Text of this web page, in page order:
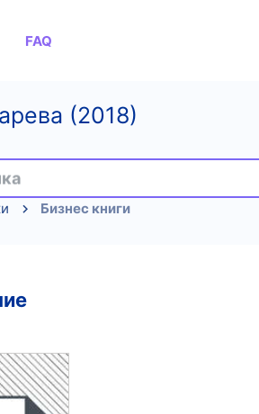
FAQ
(2018)
Бизнес книги